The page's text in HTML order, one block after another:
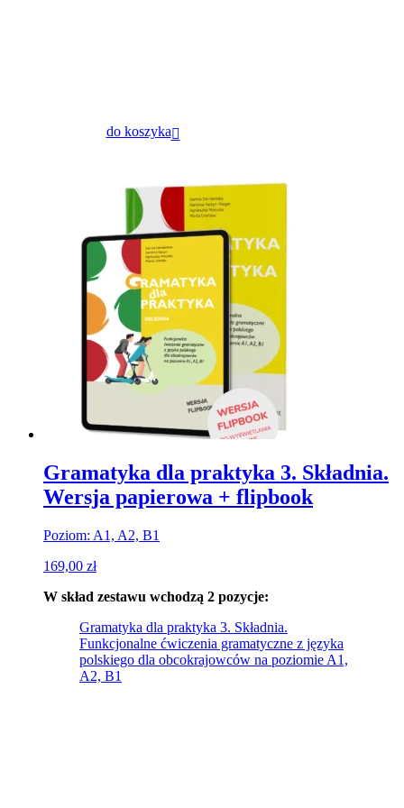
do koszyka
Gramatyka dla praktyka 3. Składnia.
Wersja papierowa + flipbook
Poziom: A1, A2, B1
169,00 zł
W skład zestawu wchodzą 2 pozycje:
Gramatyka dla praktyka 3. Składnia.
Funkcjonalne ćwiczenia gramatyczne z języka
polskiego dla obcokrajowców na poziomie A1,
A2, B1